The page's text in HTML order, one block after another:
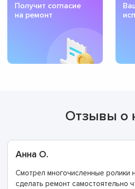
Получит согласие
на ремонт
Отзывы о
Анна О.
Смотрел многочисленные ролики
сделать ремонт самостоятельно